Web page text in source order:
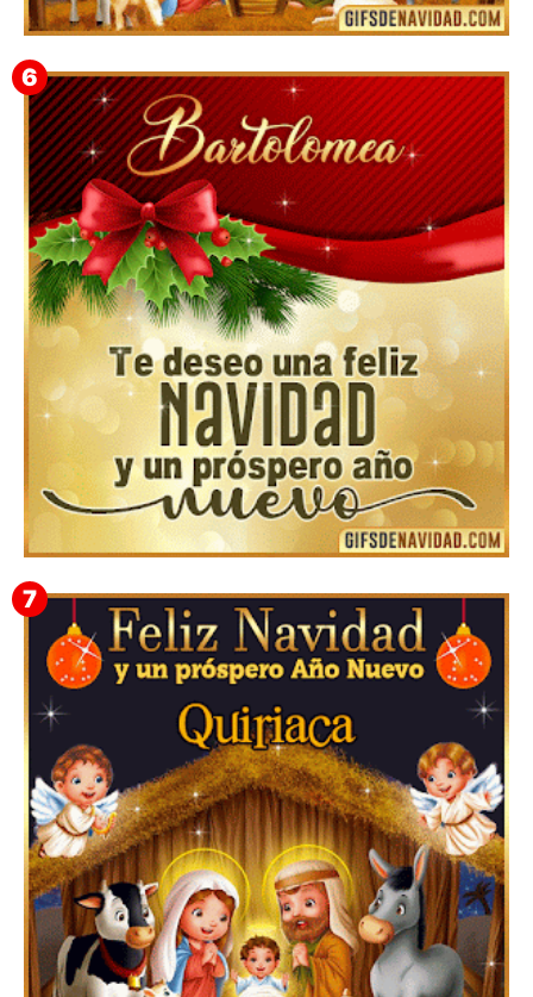
Feliz Navidad y próspero Año Nuevo Gladis
Te deseo una Feliz Navidad Bartolomea